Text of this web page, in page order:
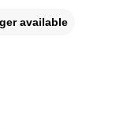
available